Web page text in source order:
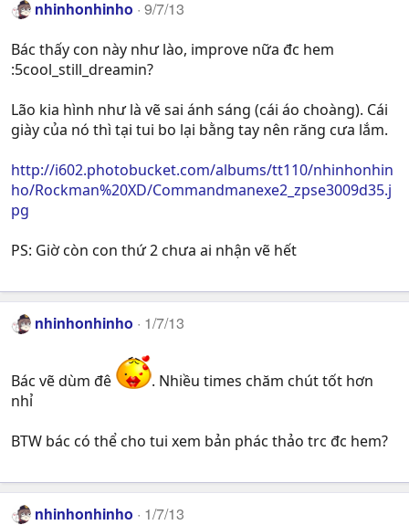
nhinhonhinho 9/7/13
Bác thấy con này như lào, improve nữa đc hem
:5cool_still_dreamin?
Lão kia hình như là vẽ sai ánh sáng (cái áo choàng). Cái
giày của nó thì tại tui bo lại bằng tay nên răng cưa lắm.
http://i602.photobucket.com/albums/tt110/nhinhonhin
ho/Rockman%20XD/Commandmanexe2_zpse3009d35.j
pg
PS: Giờ còn con thứ 2 chưa ai nhận vẽ hết
nhinhonhinho 1/7/13
Bác vẽ dùm đê
. Nhiều times chăm chút tốt hơn
nhỉ
BTW bác có thể cho tui xem bản phác thảo trc đc hem?
nhinhonhinho 1/7/13